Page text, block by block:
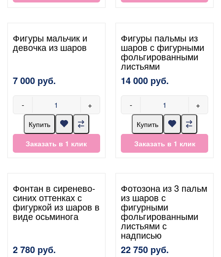
Фигуры мальчик и
девочка из шаров
7 000 руб.
- +
Купить
Заказать в 1 клик
Фигуры пальмы из
шаров с фигурными
фольгированными
листьями
14 000 руб.
- +
Купить
Заказать в 1 клик
Фонтан в сиренево-
синих оттенках с
фигуркой из шаров в
виде осьминога
2 780 руб.
Фотозона из 3 пальм
из шаров с
фигурными
фольгированными
листьями с
надписью
22 750 руб.